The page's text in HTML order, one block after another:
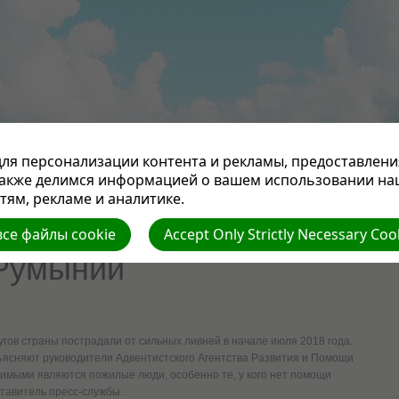
ОТДЕЛЫ
КУХНЯ МУЗЫКА СТИХИ ВИДЕОФИЛЬМЫ КНИГА ГОДА КОНТАКТЫ
пострадавшим от
страны пострадали от сильных ливней в начале июля 2018 года.
руководители Адвентистского Агентства Развития и Помощи
являются пожилые люди, особенно те, у кого нет помощи
пресс-службы.
персонализации контента и рекламы,
делимся информацией о вашем использовании
рекламе и аналитике.
Accept Only Strictly Necessary
файлы cookie